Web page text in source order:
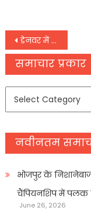
Post
navigation
डेनवर में हवा में दो विमानों की भिड़ंत, कोई हताहत नहीं
समाचार प्रकार
समाचार
नवीनतम
भोजपुर के
चैंपियनशिप में पलक
June 26, 2026